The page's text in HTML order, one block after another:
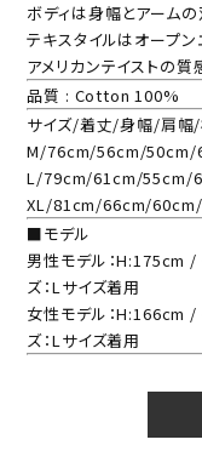
ボディは身幅とアーム
テキスタイルはオープン
アメリカンテイストの質
品質 : Cotton 100%
サイズ/着丈/身幅/肩幅
M/76cm/56cm/50cm/
L/79cm/61cm/55cm/
XL/81cm/66cm/
■モデル
男性モデル：
ズ：Lサイズ着用
女性モデル：
ズ：Lサイズ着用